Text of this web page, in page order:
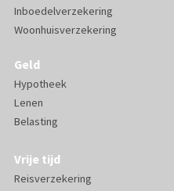
Inboedelverzekering
Woonhuisverzekering
Geld
Hypotheek
Lenen
Belasting
Vrije tijd
Reisverzekering